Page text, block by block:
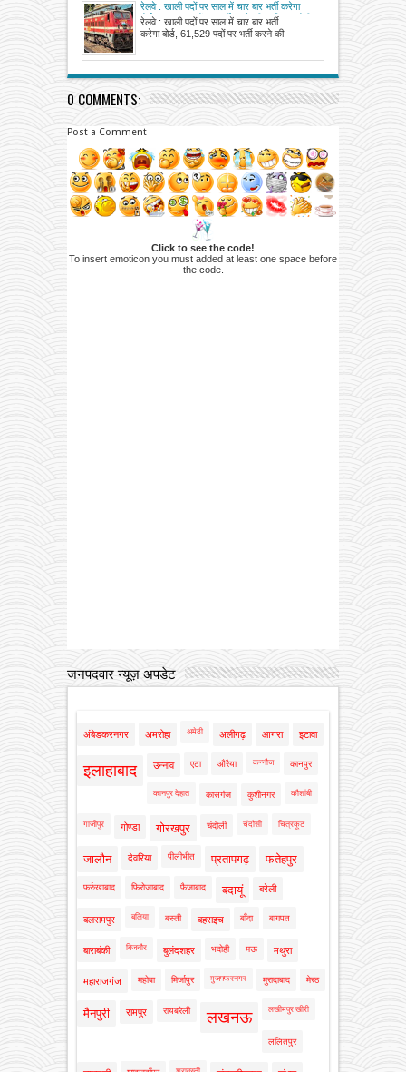
रेलवे : खाली पदों पर साल में चार बार भर्ती करेगा
बोर्ड, 61,529 पदों पर भर्ती करने की प्रक्रिया होगी
पूरी
रेलवे : खाली पदों पर साल में चार बार भर्ती
करेगा बोर्ड, 61,529 पदों पर भर्ती करने की
0 COMMENTS:
Post a Comment
Click to see the code!
To insert emoticon you must added at least one space before
the code.
जनपदवार न्यूज़ अपडेट
अंबेडकरनगर अमरोहा अमेठी अलीगढ़ आगरा इटावा
इलाहाबाद उन्नाव एटा औरैया कन्नौज कानपुर
कानपुर देहात कासगंज कुशीनगर कौशांबी
गाजीपुर गोण्डा गोरखपुर चंदौली चंदौसी चित्रकूट
जालौन देवरिया पीलीभीत प्रतापगढ़ फतेहपुर
फर्रुखाबाद फिरोजाबाद फैजाबाद बदायूं बरेली
बलरामपुर बलिया बस्ती बहराइच बाँदा बागपत
बाराबंकी बिजनौर बुलंदशहर भदोही मऊ मथुरा
महाराजगंज महोबा मिर्जापुर मुजफ्फरनगर मुरादाबाद मेरठ
मैनपुरी रामपुर रायबरेली लखनऊ लखीमपुर खीरी
ललितपुर